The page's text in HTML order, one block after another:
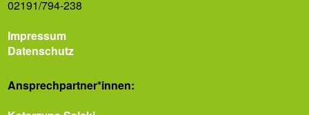
02191/794-238
Impressum
Datenschutz
Ansprech­partner*innen: